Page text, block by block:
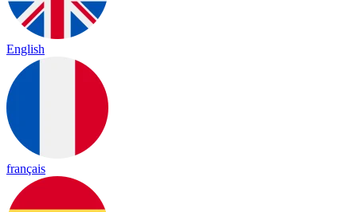
English
français